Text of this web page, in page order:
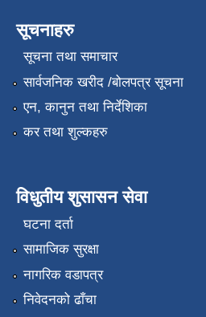
सूचनाहरु
सूचना तथा समाचार
सार्वजनिक खरीद /बोलपत्र सूचना
एन, कानुन तथा निर्देशिका
कर तथा शुल्कहरु
विधुतीय शुसासन सेवा
घटना दर्ता
सामाजिक सुरक्षा
नागरिक वडापत्र
निवेदनको ढाँचा